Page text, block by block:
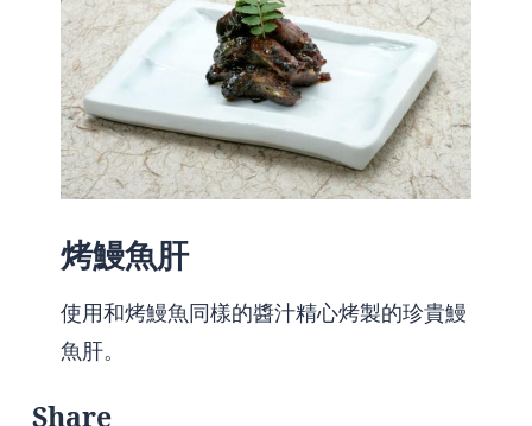
烤鰻魚肝
使用和烤鰻魚同樣的醬汁精心烤製的珍貴鰻
魚肝。
Share